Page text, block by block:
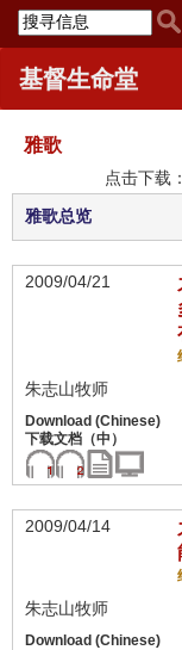
基督生命堂
雅歌
点击下载：
雅歌总览
2009/04/21
朱志山牧师
2009/04/14
朱志山牧师